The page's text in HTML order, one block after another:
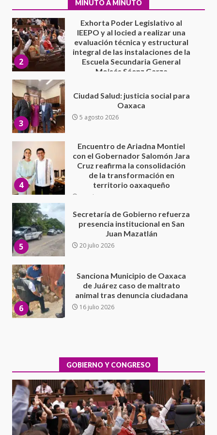
MINUTO A MINUTO
Moisés Sáenz Garza
5 agosto 2026
3
Ciudad Salud: justicia social para
Oaxaca
5 agosto 2026
4
con el Gobernador Salomón Jara
Cruz reafirma la consolidación
de la transformación en
5
Secretaría de Gobierno refuerza
presencia institucional en San
Juan Mazatlán
20 julio 2026
6
Sanciona Municipio de Oaxaca
de Juárez caso de maltrato
animal tras denuncia ciudadana
16 julio 2026
7
California; FGR lo investiga por
presuntos delitos de
delincuencia organizada y
contrabando
1
Xanica: Jesús Romero
7 agosto 2026
2
Exhorta Poder Legislativo al
IEEPO y al Iocied a realizar una
evaluación técnica y estructural
integral de las instalaciones de la
Escuela Secundaria General
GOBIERNO Y CONGRESO